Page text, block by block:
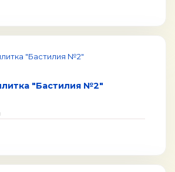
"Бастилия №2"